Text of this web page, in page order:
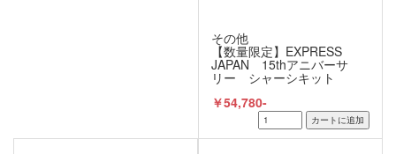
その他
【数量限定】EXPRESS
JAPAN 15thアニバーサ
リー シャーシキット
ブルー
￥54,780-